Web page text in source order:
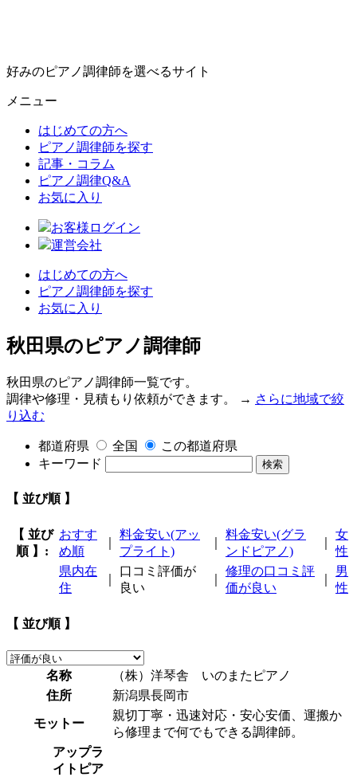
好みのピアノ調律師を選べるサイト
メニュー
はじめての方へ
ピアノ調律師を探す
記事・コラム
ピアノ調律Q&A
お気に入り
お客様ログイン
運営会社
はじめての方へ
ピアノ調律師を探す
お気に入り
秋田県のピアノ調律師
秋田県のピアノ調律師一覧です。
調律や修理・見積もり依頼ができます。 → さらに地域で絞
り込む
都道府県 全国
この都道府県
キーワード
検索
【 並び順 】
【 並び
順 】:
おすす
め順
料金安い(アッ
プライト)
料金安い(グラ
ンドピアノ)
女
性
県内在
住
口コミ評価が
良い
修理の口コミ評
価が良い
男
性
【 並び順 】
名称
（株）洋琴舎 いのまたピアノ
住所
新潟県長岡市
モットー
親切丁寧・迅速対応・安心安価、運搬か
ら修理まで何でもできる調律師。
アップラ
イトピア